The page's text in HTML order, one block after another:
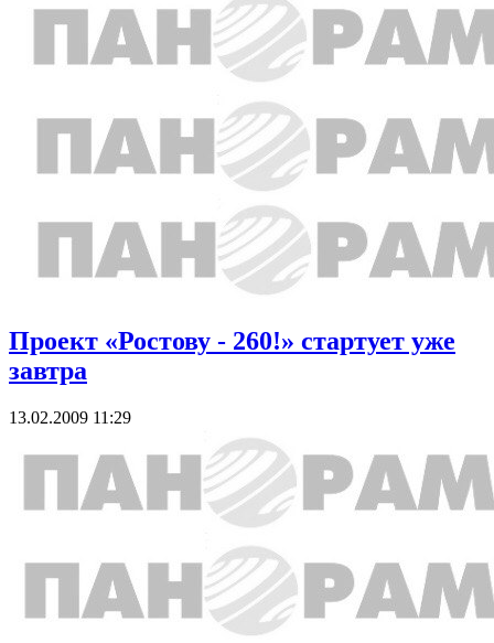
Проект «Ростову - 260!» стартует уже
завтра
13.02.2009 11:29